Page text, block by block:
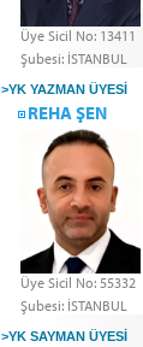
Üye Sicil No: 13411
Şubesi: İSTANBUL
>YK YAZMAN ÜYESİ
REHA ŞEN
Üye Sicil No: 55332
Şubesi: İSTANBUL
>YK SAYMAN ÜYESİ